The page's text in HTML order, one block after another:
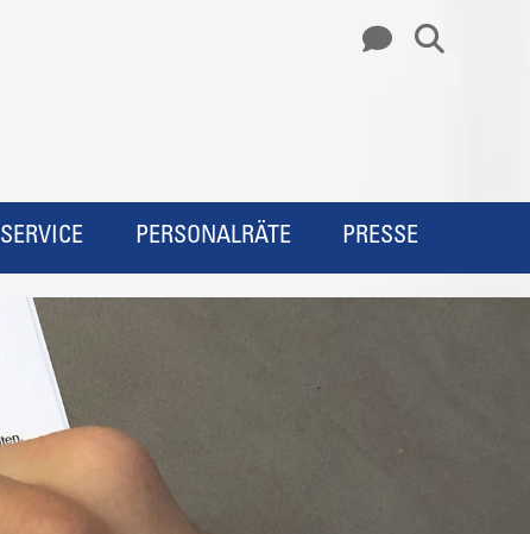
SERVICE PERSONALRÄTE PRESSE